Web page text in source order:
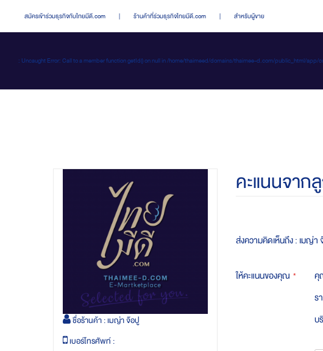
สมัครเข้าร่วมธุรกิจกับไทยมีดี.com | ร้านค้าที่ร่วมธุรกิจไทยมีดี.com | สำหรับผู้ขาย
: Uncaught Error: Call to a member function getId() on null in /home/thaimeed/domains/thaimee-d.com/public_html/
ชื่อร้านค้า :เมญ่า จ๊อปู
เบอร์โทรศัพท์ :
คะแนนจาก
ส่งความคิดเห็นถึง : เมญ่า
ให้คะแนนของคุณ คุ
ร
บ